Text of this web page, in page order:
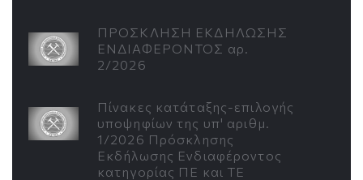
ΠΡΟΣΚΛΗΣΗ ΕΚΔΗΛΩΣΗΣ
ΕΝΔΙΑΦΕΡΟΝΤΟΣ αρ.
2/2026
Πίνακες κατάταξης-επιλογής
υποψηφίων της υπ' αριθμ.
1/2026 Πρόσκλησης
Εκδήλωσης Ενδιαφέροντος
κατηγορίας ΠΕ και ΤΕ